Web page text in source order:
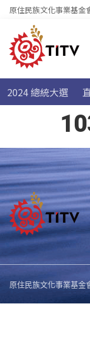
原住民族文化事業基金
2024 總統大選
原住民族文化事業基金